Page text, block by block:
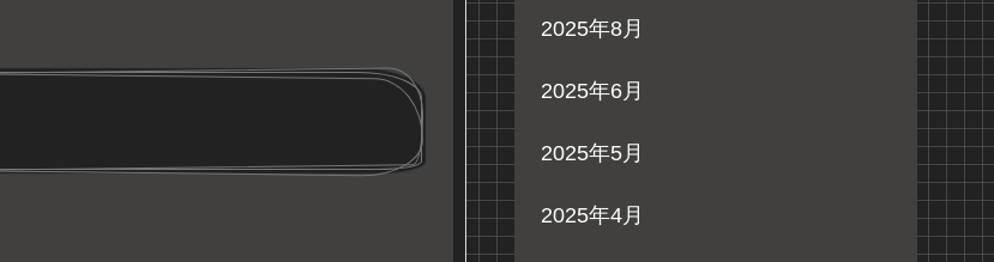
2025年8月
2025年6月
2025年5月
2025年4月